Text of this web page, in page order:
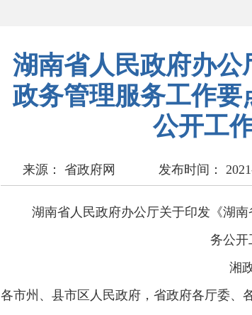
湖南省人民政府办公
政务管理服务工作要
公开工
来源： 省政府网 发布时间：
湖南省人民政府办公厅关于印发《湖
务公开
湘
各市州、县市区人民政府，省政府各厅委、